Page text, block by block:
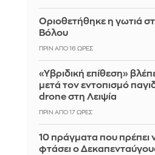
Οριοθετήθηκε η γωτιά
Βόλου
ΠΡΙΝ ΑΠΌ 16 ΏΡΕΣ
«Υβριδική επίθεση»
μετά τον εντοπισμό
drone στη Λειψία
ΠΡΙΝ ΑΠΌ 17 ΏΡΕΣ
10 πράγματα που πρέπει
φτάσει ο